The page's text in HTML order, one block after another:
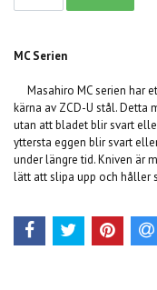
MC Serien
Masahiro MC serien har
kärna av ZCD-U stål. Detta
utan att bladet blir svart
yttersta eggen blir svart
under längre tid. Kniven är
lätt att slipa upp och håller